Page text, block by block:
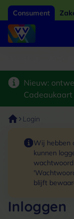
Consument
Nieuw:
Login
Wij hebben
kunnen
wachtwoord
blijft
Inloggen